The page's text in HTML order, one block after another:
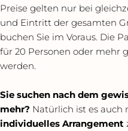
Preise gelten nur bei
und Eintritt der gesamten
buchen Sie im Voraus. Die
für 20 Personen oder mehr
werden.
Sie suchen nach dem
mehr? Natürlich ist es auch
individuelles Arrangement